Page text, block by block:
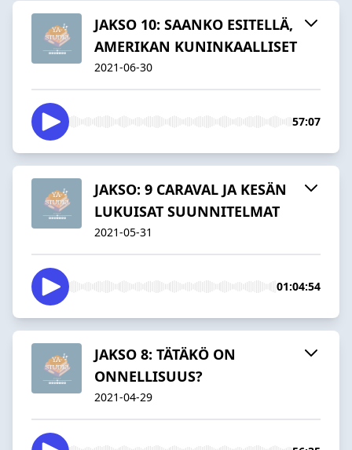
JAKSO 10: SAANKO ESITELLÄ,
AMERIKAN KUNINKAALLISET
2021-06-30
57:07
JAKSO: 9 CARAVAL JA KESÄN
LUKUISAT SUUNNITELMAT
2021-05-31
01:04:54
JAKSO 8: TÄTÄKÖ ON
ONNELLISUUS?
2021-04-29